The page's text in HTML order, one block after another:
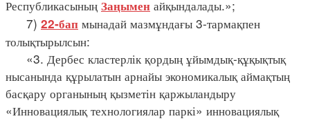
Республикасының Заңымен айқындалады.»;
7) 22-бап мынадай мазмұндағы 3-тармақпен
толықтырылсын:
«3. Дербес кластерлік қордың ұйымдық-құқықтық
нысанында құрылатын арнайы экономикалық аймақтың
басқару органының қызметін қаржыландыру
«Инновациялық технологиялар паркі» инновациялық